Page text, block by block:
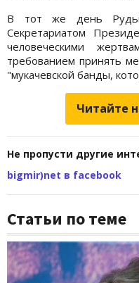
В тот же день
Секретариатом
человеческими
требованием принять
"мукачевской банды,
Читайте
Не пропусти другие
bigmir)net в facebook
Статьи по теме